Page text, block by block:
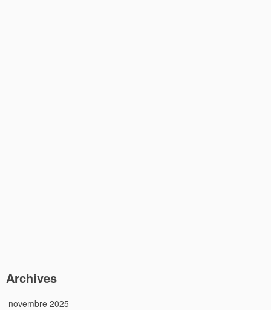
Archives
novembre 2025